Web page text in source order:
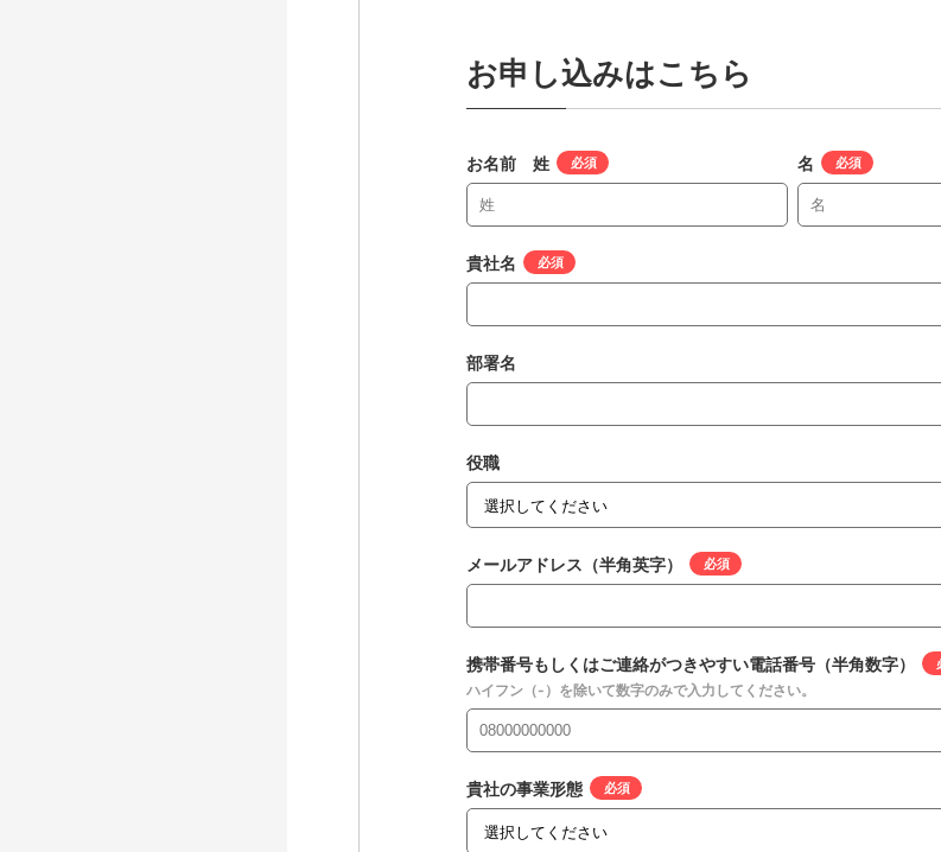
お申し込みはこちら
お名前 姓 名
貴社名
部署名
役職
メールアドレス（半角英字）
携帯番号もしくはご連絡がつきやすい電話番号（半角数字）
ハイフン（-）を除いて数字のみで入力してください。
貴社の事業形態